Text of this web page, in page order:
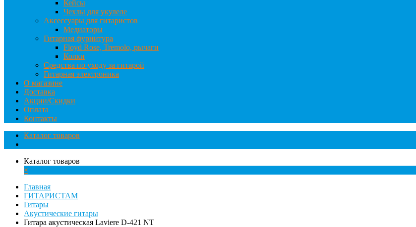
Кейсы
Чехлы для укулеле
Аксессуары для гитаристов
Медиаторы
Гитарная фурнитура
Floyd Rose, Tremolo, рычаги
Колки
Средства по уходу за гитарой
Гитарная электроника
О магазине
Доставка
Акции/Скидки
Оплата
Контакты
Каталог товаров
Каталог товаров
×
Главная
ГИТАРИСТАМ
Гитары
Акустические гитары
Гитара акустическая Laviere D-421 NT